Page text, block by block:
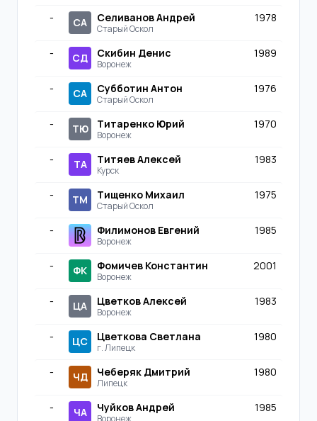
- СА Селиванов Андрей
Старый Оскол
1978
- СД Скибин Денис
Воронеж
1989
- СА Субботин Антон
Старый Оскол
1976
- ТЮ Титаренко Юрий
Воронеж
1970
- ТА Титяев Алексей
Курск
1983
- ТМ Тищенко Михаил
Старый Оскол
1975
- Филимонов Евгений
Воронеж
1985
- ФК Фомичев Константин
Воронеж
2001
- ЦА Цветков Алексей
Воронеж
1983
- ЦС Цветкова Светлана
г. Липецк
1980
- ЧД Чеберяк Дмитрий
Липецк
1980
- ЧА Чуйков Андрей
Воронеж
1985